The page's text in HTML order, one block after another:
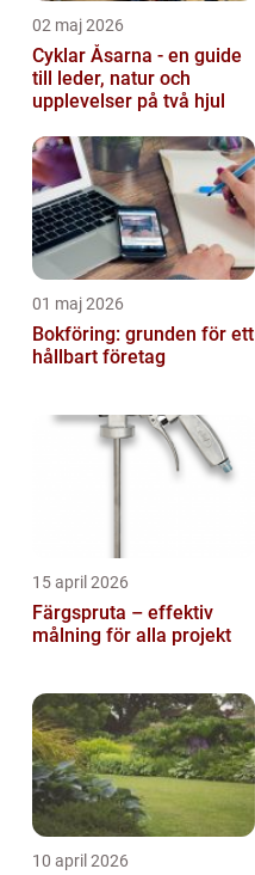
02 maj 2026
Cyklar Åsarna - en guide
till leder, natur och
upplevelser på två hjul
01 maj 2026
Bokföring: grunden för ett
hållbart företag
15 april 2026
Färgspruta – effektiv
målning för alla projekt
10 april 2026